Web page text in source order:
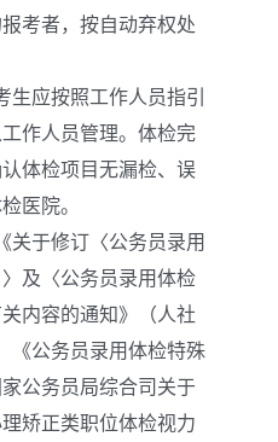
考者，按自动弃权处
应按照工作人员指引
作人员管理。体检完
体检项目无漏检、误
医院。
于修订〈公务员录用
及〈公务员录用体检
内容的通知》（人社
《公务员录用体检特殊
公务员局综合司关于
矫正类职位体检视力